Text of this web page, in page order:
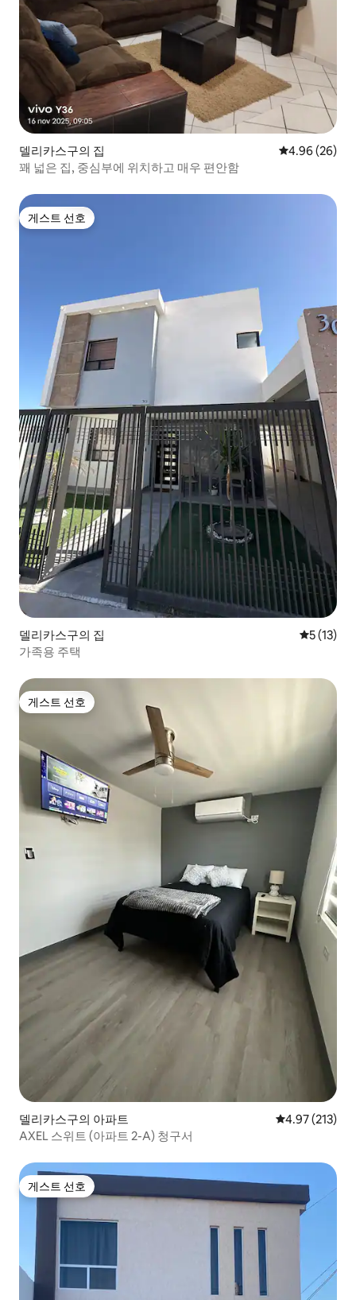
델리카스구의 집 평점 4.96점(5
4.96 (26)
꽤 넓은 집, 중심부에 위치하고 매우 편안함
게스트 선호
게스트 선호
델리카스구의 집 평점 5점
5 (13)
가족용 주택
게스트 선호
게스트 선호
델리카스구의 아파트 평점 4.97점(5
4.97 (213)
AXEL 스위트 (아파트 2-A) 청구서
게스트 선호
게스트 선호